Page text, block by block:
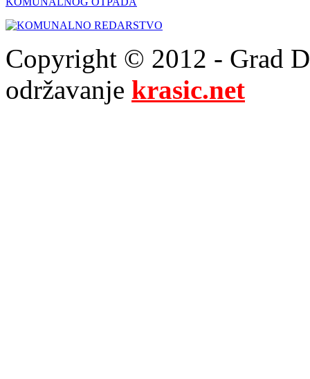
Copyright © 2012 - Grad
održavanje krasic.net